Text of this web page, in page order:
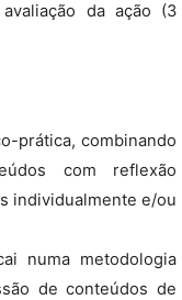
da ação (3
prática, combinando
com reflexão
individualmente e/ou
numa metodologia
de conteúdos de